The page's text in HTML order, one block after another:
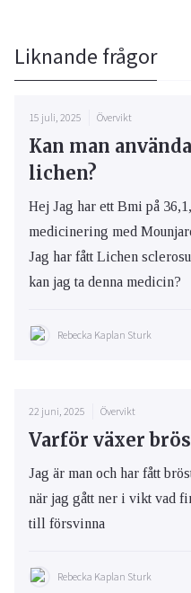
Liknande frågor
15 juli, 2025 Övervikt
Kan man
lichen?
Hej Jag har ett Bmi på
medicinering med
Jag har fått Lichen
kan jag ta denna medicin?
Rebecka Kaplan Sturk
22 juni, 2025 Övervikt
Varför växer
Jag är man och har fått
när jag gått ner i vikt vad
till försvinna
Rebecka Kaplan Sturk